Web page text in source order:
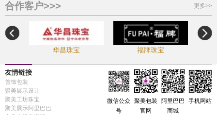
合作客户>>> 更多>>
华昌珠宝 福牌珠宝
友情链接
首饰包装
聚美展示设计
聚美工坊珠宝
聚美展示阿里巴巴
手机网站
阿里巴巴
商城
聚美包装
官网
微信公众
号